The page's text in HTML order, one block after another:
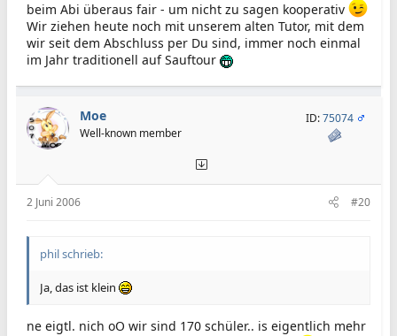
beim Abi überaus fair - um nicht zu sagen kooperativ
Wir ziehen heute noch mit unserem alten Tutor, mit dem
wir seit dem Abschluss per Du sind, immer noch einmal
im Jahr traditionell auf Sauftour
Moe
Well-known member
ID:75074
2 Juni 2006 #20
phil schrieb:
Ja, das ist klein
ne eigtl. nich oO wir sind 170 schüler.. is eigentlich mehr